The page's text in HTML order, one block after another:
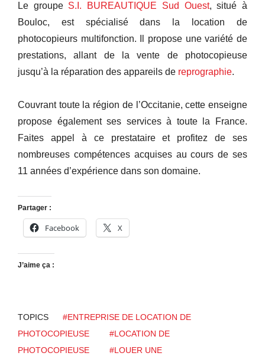
Le groupe S.I. BUREAUTIQUE Sud Ouest, situé à
Bouloc, est spécialisé dans la location de
photocopieurs multifonction. Il propose une variété de
prestations, allant de la vente de photocopieuse
jusqu’à la réparation des appareils de reprographie.
Couvrant toute la région de l’Occitanie, cette enseigne
propose également ses services à toute la France.
Faites appel à ce prestataire et profitez de ses
nombreuses compétences acquises au cours de ses
11 années d’expérience dans son domaine.
Partager :
Facebook X
J’aime ça :
TOPICS
#ENTREPRISE DE LOCATION DE
PHOTOCOPIEUSE
#LOCATION DE
PHOTOCOPIEUSE
#LOUER UNE